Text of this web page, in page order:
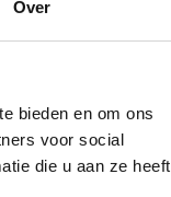
Over
bieden en om ons
voor social
die u aan ze heeft